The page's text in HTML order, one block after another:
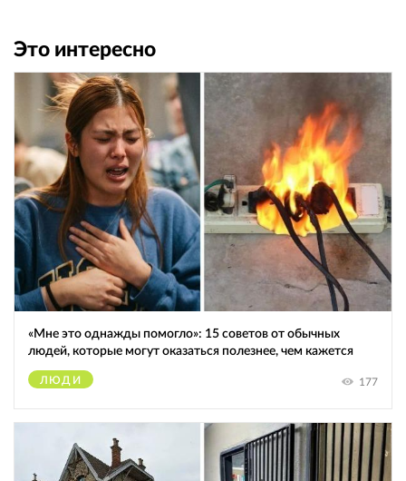
Это интересно
«Мне это однажды помогло»: 15 советов от обычных
людей, которые могут оказаться полезнее, чем кажется
ЛЮДИ 177